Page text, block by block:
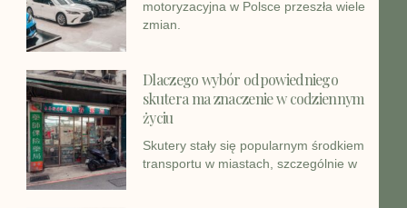
motoryzacyjna w Polsce przeszła wiele
zmian.
Dlaczego wybór odpowiedniego
skutera ma znaczenie w codziennym
życiu
Skutery stały się popularnym środkiem
transportu w miastach, szczególnie w